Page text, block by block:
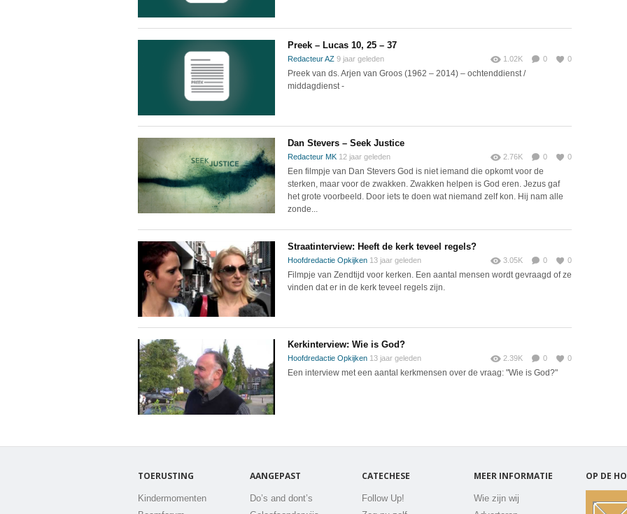
Preek – Lucas 10, 25 – 37
Redacteur AZ 9 jaar geleden 1.02K 0 0
Preek van ds. Arjen van Groos (1962 – 2014) – ochtenddienst /
middagdienst -
Dan Stevers – Seek Justice
Redacteur MK 12 jaar geleden 2.76K 0 0
Een filmpje van Dan Stevers God is niet iemand die opkomt voor de
sterken, maar voor de zwakken. Zwakken helpen is God eren. Jezus gaf
het grote voorbeeld. Door iets te doen wat niemand zelf kon. Hij nam alle
zonde...
Straatinterview: Heeft de kerk teveel regels?
Hoofdredactie Opkijken 13 jaar geleden 3.05K 0 0
Filmpje van Zendtijd voor kerken. Een aantal mensen wordt gevraagd of ze
vinden dat er in de kerk teveel regels zijn.
Kerkinterview: Wie is God?
Hoofdredactie Opkijken 13 jaar geleden 2.39K 0 0
Een interview met een aantal kerkmensen over de vraag: "Wie is God?"
TOERUSTING
Kindermomenten
AANGEPAST
Do’s and dont’s
CATECHESE
Follow Up!
MEER INFORMATIE
Wie zijn wij
OP DE